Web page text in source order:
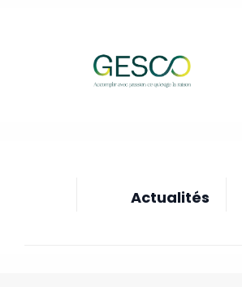
Actualités